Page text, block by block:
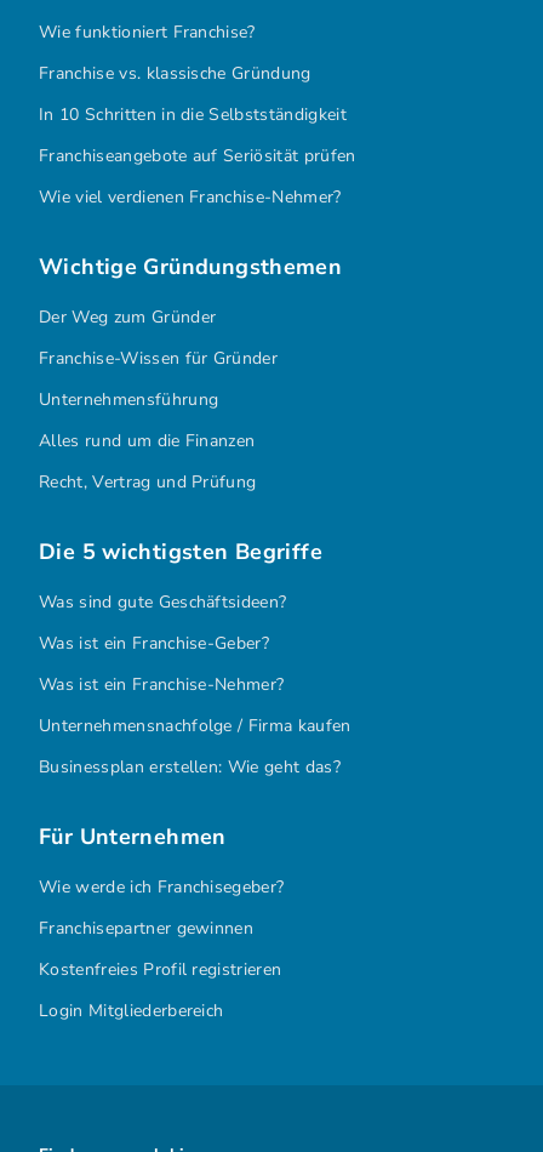
Wie funktioniert Franchise?
Franchise vs. klassische Gründung
In 10 Schritten in die Selbstständigkeit
Franchiseangebote auf Seriösität prüfen
Wie viel verdienen Franchise-Nehmer?
Wichtige Gründungsthemen
Der Weg zum Gründer
Franchise-Wissen für Gründer
Unternehmensführung
Alles rund um die Finanzen
Recht, Vertrag und Prüfung
Die 5 wichtigsten Begriffe
Was sind gute Geschäftsideen?
Was ist ein Franchise-Geber?
Was ist ein Franchise-Nehmer?
Unternehmensnachfolge / Firma kaufen
Businessplan erstellen: Wie geht das?
Für Unternehmen
Wie werde ich Franchisegeber?
Franchisepartner gewinnen
Kostenfreies Profil registrieren
Login Mitgliederbereich